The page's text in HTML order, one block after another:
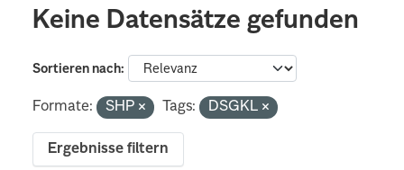
Keine Datensätze gefunden
Sortieren nach
Formate: SHP Tags: DSGKL
Ergebnisse filtern